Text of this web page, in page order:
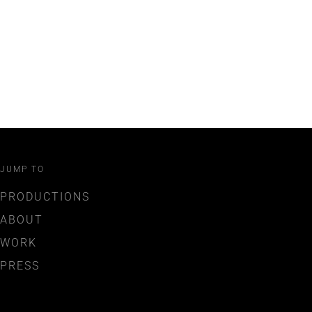
JUMP TO
PRODUCTIONS
ABOUT
WORK
PRESS